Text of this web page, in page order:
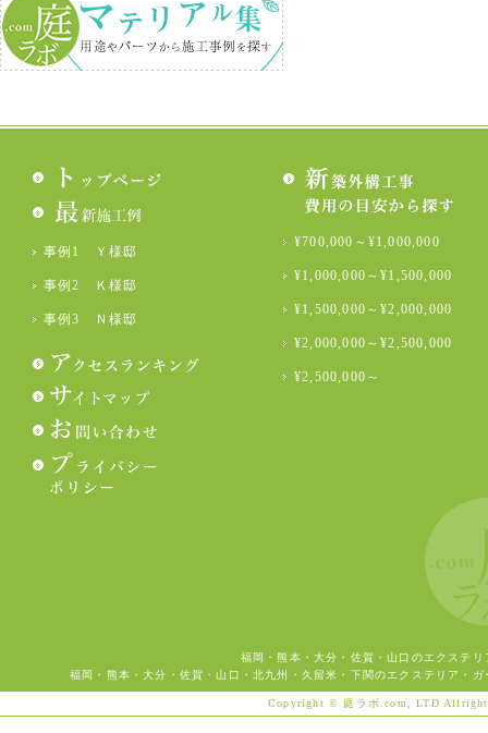
事例1 Ｙ様邸
事例2 Ｋ様邸
事例3 Ｎ様邸
¥700,000～¥1,000,000
¥1,000,000～¥1,500,000
¥1,500,000～¥2,000,000
¥2,000,000～¥2,500,000
¥2,500,000～
福岡・熊本・大分・佐賀・山口のエクステ
福岡・熊本・大分・佐賀・山口・北九州・久留米・下関のエクステリア・
Copyright © 庭ラボ.com, LTD